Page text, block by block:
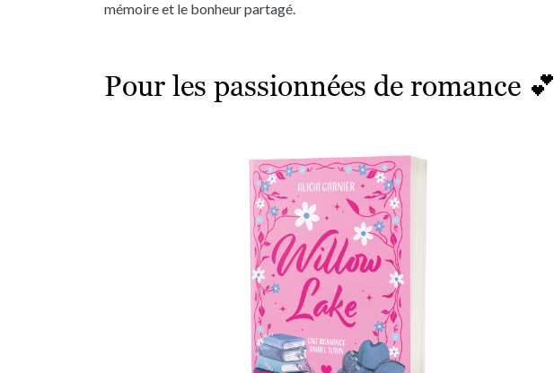
mémoire et le bonheur partagé.
Pour les passionnées de romance 💕